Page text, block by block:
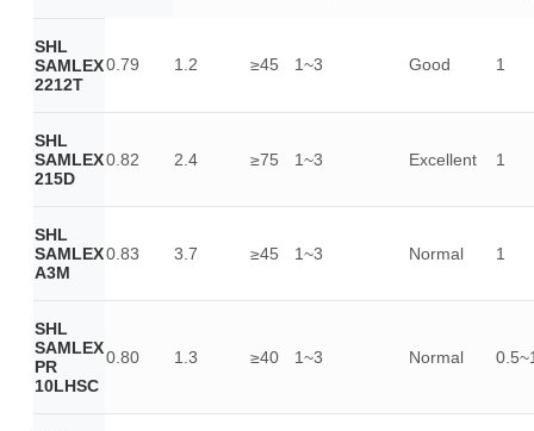
SHL
SAMLEX
2212T
0.79 1.2 ≥45 1~3 Good 1
SHL
SAMLEX
215D
0.82 2.4 ≥75 1~3 Excellent 1
SHL
SAMLEX
A3M
0.83 3.7 ≥45 1~3 Normal 1
SHL
SAMLEX
PR
10LHSC
0.80 1.3 ≥40 1~3 Normal